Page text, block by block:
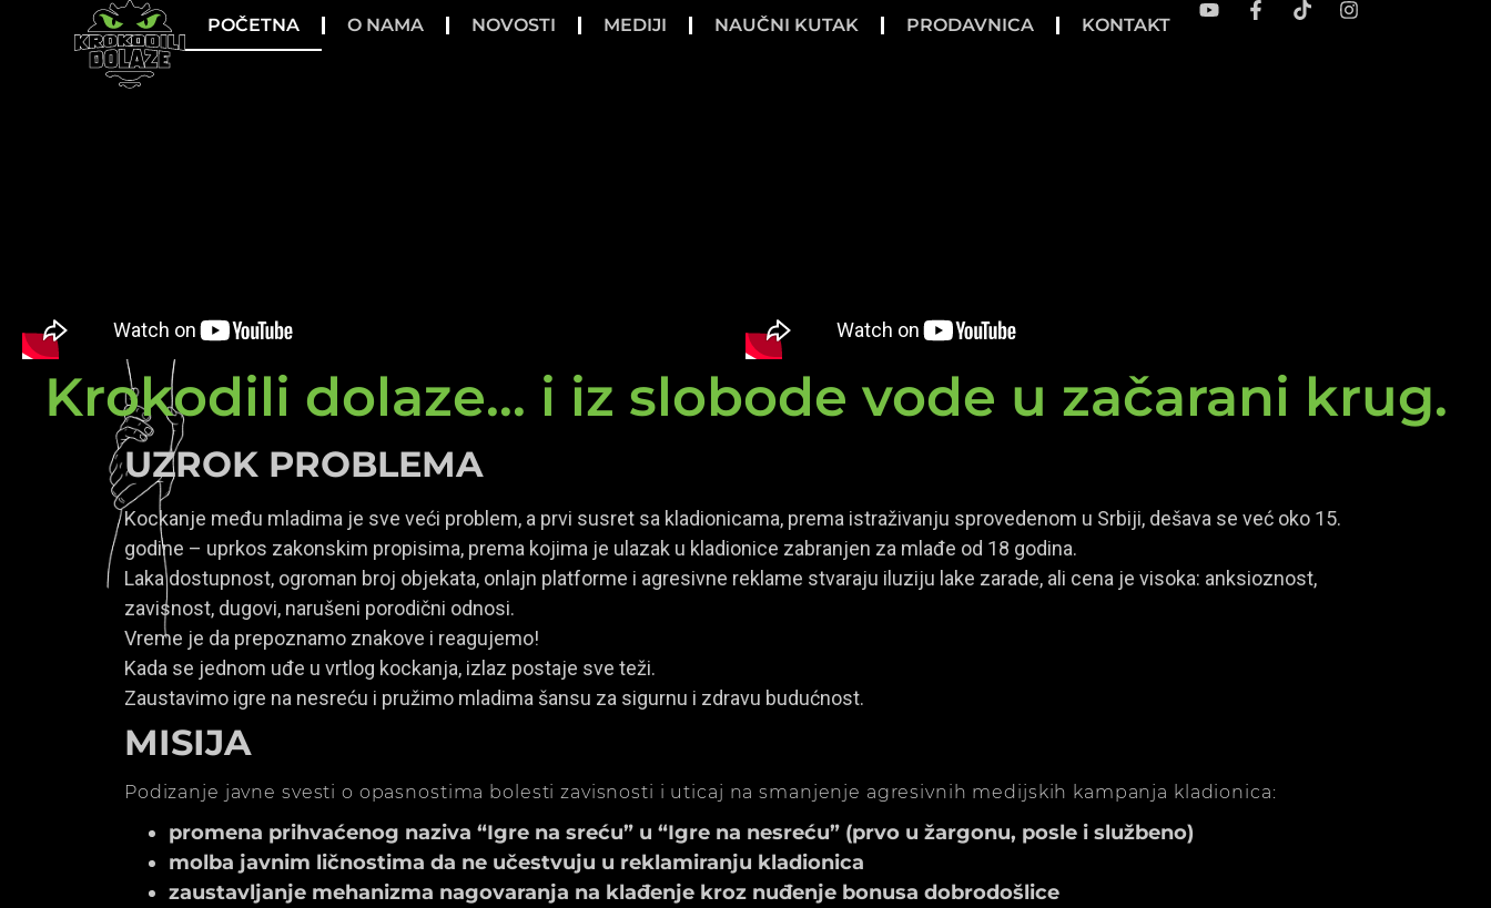
POČETNA O NAMA NOVOSTI MEDIJI NAUČNI KUTAK PRODAVNICA KONTAKT
Krokodili dolaze... i iz slobode vode u začarani krug.
UZROK PROBLEMA
Kockanje među mladima je sve veći problem, a prvi susret sa kladionicama, prema istraživanju sprovedenom u Srbiji, dešava se već oko 15.
godine – uprkos zakonskim propisima, prema kojima je ulazak u kladionice zabranjen za mlađe od 18 godina.
Laka dostupnost, ogroman broj objekata, onlajn platforme i agresivne reklame stvaraju iluziju lake zarade, ali cena je visoka: anksioznost,
zavisnost, dugovi, narušeni porodični odnosi.
Vreme je da prepoznamo znakove i reagujemo!
Kada se jednom uđe u vrtlog kockanja, izlaz postaje sve teži.
Zaustavimo igre na nesreću i pružimo mladima šansu za sigurnu i zdravu budućnost.
MISIJA
Podizanje javne svesti o opasnostima bolesti zavisnosti i uticaj na smanjenje agresivnih medijskih kampanja kladionica:
promena prihvaćenog naziva “Igre na sreću” u “Igre na nesreću” (prvo u žargonu, posle i službeno)
molba javnim ličnostima da ne učestvuju u reklamiranju kladionica
zaustavljanje mehanizma nagovaranja na klađenje kroz nuđenje bonusa dobrodošlice